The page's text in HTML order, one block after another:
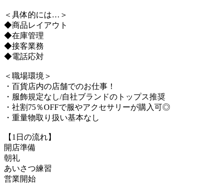
＜具体的には…＞
◆商品レイアウト
◆在庫管理
◆接客業務
◆電話応対
＜職場環境＞
・百貨店内の店舗でのお仕事！
・服飾規定なし/自社ブランドのトップス推奨
・社割75％OFFで服やアクセサリーが購入可◎
・重量物取り扱い基本なし
【1日の流れ】
開店準備
朝礼
あいさつ練習
営業開始